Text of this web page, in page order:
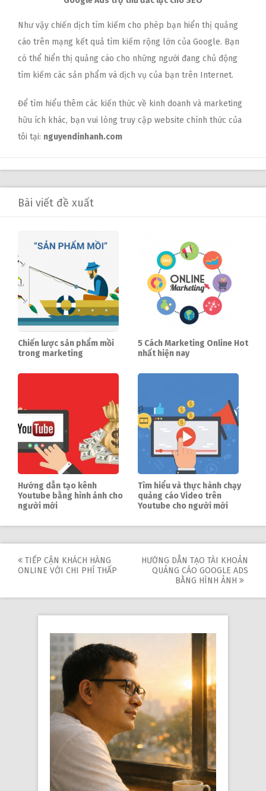
Như vậy chiến dịch tìm kiếm cho phép bạn hiển thị quảng
cáo trên mạng kết quả tìm kiếm rộng lớn của Google. Bạn
có thể hiển thị quảng cáo cho những người đang chủ động
tìm kiếm các sản phẩm và dịch vụ của bạn trên Internet.
Để tìm hiểu thêm các kiến thức về kinh doanh và marketing
hữu ích khác, bạn vui lòng truy cập website chính thức của
tôi tại: nguyendinhanh.com
Bài viết đề xuất
Chiến lược sản phẩm mồi
trong marketing
5 Cách Marketing Online Hot
nhất hiện nay
Hướng dẫn tạo kênh
Youtube bằng hình ảnh cho
người mới
Tìm hiểu và thực hành chạy
quảng cáo Video trên
Youtube cho người mới
Post
TIẾP CẬN KHÁCH HÀNG
ONLINE VỚI CHI PHÍ THẤP
HƯỚNG DẪN TẠO TÀI KHOẢN
QUẢNG CÁO GOOGLE ADS
BẰNG HÌNH ẢNH